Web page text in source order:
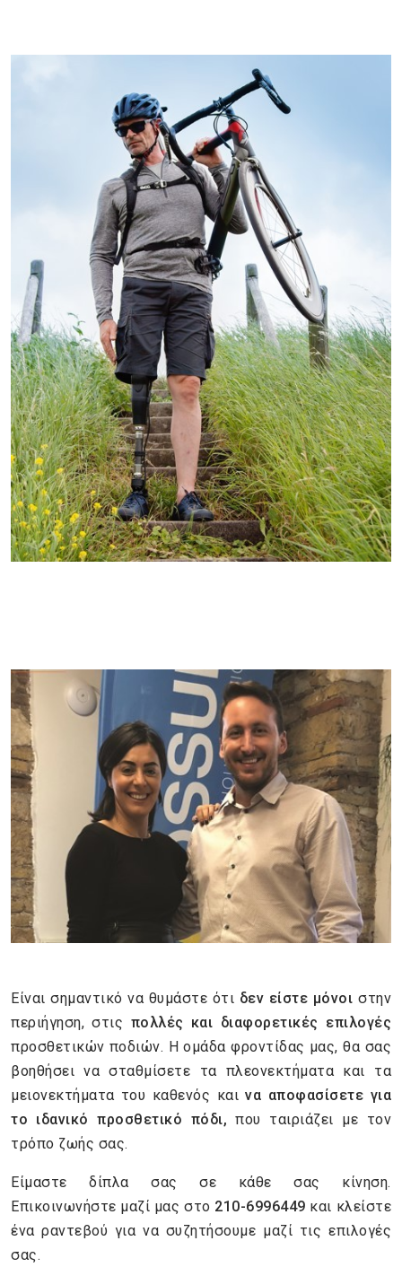
Είναι σημαντικό να θυμάστε ότι δεν είστε μόνοι στην
περιήγηση, στις πολλές και διαφορετικές επιλογές
προσθετικών ποδιών. Η ομάδα φροντίδας μας, θα σας
βοηθήσει να σταθμίσετε τα πλεονεκτήματα και τα
μειονεκτήματα του καθενός καινα αποφασίσετε για
το ιδανικό προσθετικό πόδι, που ταιριάζει με τον
τρόπο ζωής σας.
Είμαστε δίπλα σας σε κάθε σας κίνηση.
Επικοινωνήστε μαζί μας στο 210-6996449 και κλείστε
ένα ραντεβού για να συζητήσουμε μαζί τις επιλογές
σας.